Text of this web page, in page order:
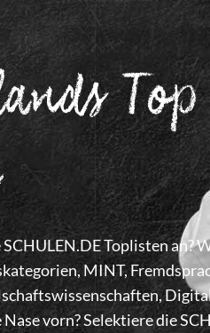
Top
Toplisten an?
MINT,
vorn? Selektiere die